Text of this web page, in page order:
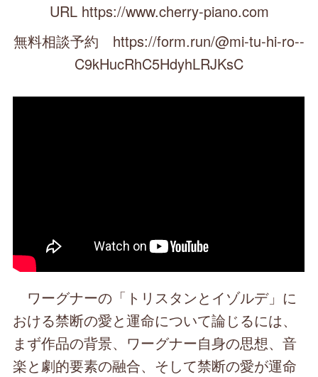
URL https://www.cherry-piano.com
無料相談予約 https://form.run/@mi-tu-hi-ro--
C9kHucRhC5HdyhLRJKsC
ワーグナーの「トリスタンとイゾルデ」に
おける禁断の愛と運命について論じるには、
まず作品の背景、ワーグナー自身の思想、音
楽と劇的要素の融合、そして禁断の愛が運命